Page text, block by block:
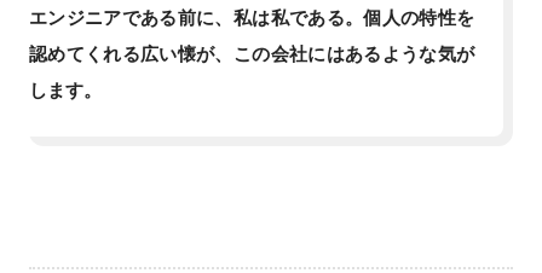
エンジニアである前に、私は私である。個人の特性を
認めてくれる広い懐が、この会社にはあるような気が
します。